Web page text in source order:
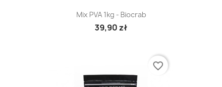
Mix PVA 1kg - Biocrab
39,90 zł
favorite_border